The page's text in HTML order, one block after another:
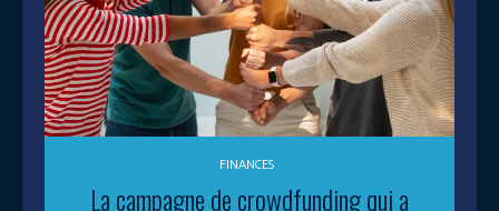
FINANCES
La campagne de crowdfunding qui a